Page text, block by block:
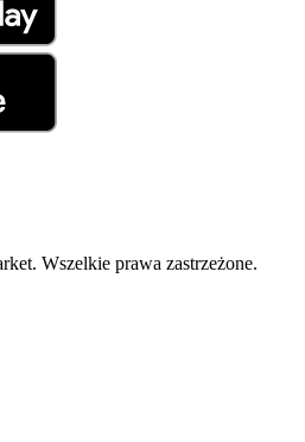
Wszelkie prawa zastrzeżone.